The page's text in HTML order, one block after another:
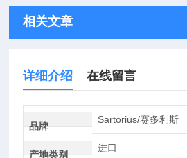
相关文章
详细介绍 在线留言
品牌
Sartorius/赛多利斯
产地类别
进口